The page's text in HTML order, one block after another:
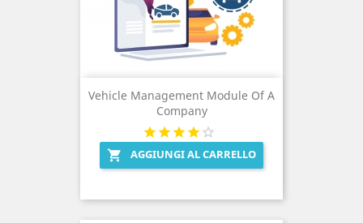
Vehicle Management Module Of A
Company
 AGGIUNGI AL CARRELLO